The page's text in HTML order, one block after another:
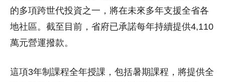
的多項跨世代投資之一，將在未來多年支援全省各
地社區。截至目前，省府已承諾每年持續提供4,110
萬元營運撥款。
這項3年制課程全年授課，包括暑期課程，將提供全